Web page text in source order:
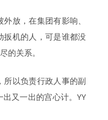
放，在集团有影响、
机的人，可是谁都没
的关系。
以负责行政人事的副
又一出的宫心计。YY